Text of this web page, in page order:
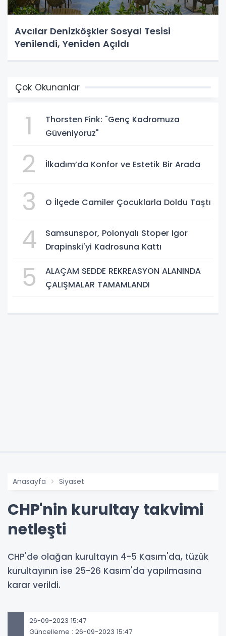
Avcılar Denizköşkler Sosyal Tesisi
Yenilendi, Yeniden Açıldı
Çok Okunanlar
1
Thorsten Fink: "Genç Kadromuza
Güveniyoruz"
2 İlkadım’da Konfor ve Estetik Bir Arada
3 O İlçede Camiler Çocuklarla Doldu Taştı
4
Samsunspor, Polonyalı Stoper Igor
Drapinski'yi Kadrosuna Kattı
5
ALAÇAM SEDDE REKREASYON ALANINDA
ÇALIŞMALAR TAMAMLANDI
Anasayfa Siyaset
CHP'nin kurultay takvimi
netleşti
CHP'de olağan kurultayın 4-5 Kasım'da, tüzük
kurultayının ise 25-26 Kasım'da yapılmasına
karar verildi.
26-09-2023 15:47
Güncelleme : 26-09-2023 15:47